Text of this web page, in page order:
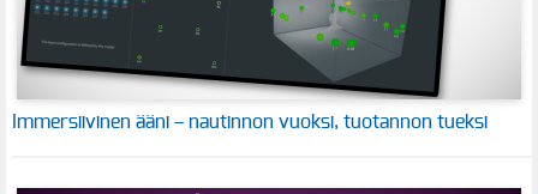
Immersiivinen ääni – nautinnon vuoksi, tuotannon tueksi